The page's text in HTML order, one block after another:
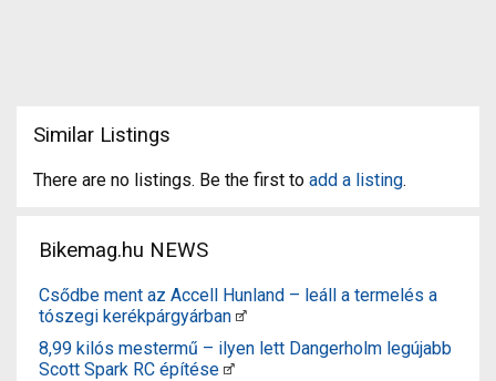
Similar Listings
There are no listings. Be the first to add a listing.
Bikemag.hu NEWS
Csődbe ment az Accell Hunland – leáll a termelés a
tószegi kerékpárgyárban
8,99 kilós mestermű – ilyen lett Dangerholm legújabb
Scott Spark RC építése